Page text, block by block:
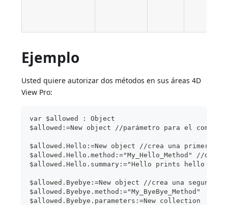
Ejemplo
Usted quiere autorizar dos métodos en sus áreas 4D
View Pro:
var $allowed : Object
$allowed:=New object //parámetro para el comando
$allowed.Hello:=New object //crea una primera
$allowed.Hello.method:="My_Hello_Method" //
$allowed.Hello.summary:="Hello prints hello
$allowed.Byebye:=New object //crea una segunda
$allowed.Byebye.method:="My_ByeBye_Method"
$allowed.Byebye.parameters:=New collection